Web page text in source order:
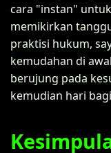
cara "instan"
memikirkan
praktisi hukum,
kemudahan di
berujung pada
kemudian hari